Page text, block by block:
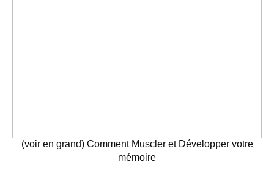
(voir en grand) Comment Muscler et Développer votre
mémoire